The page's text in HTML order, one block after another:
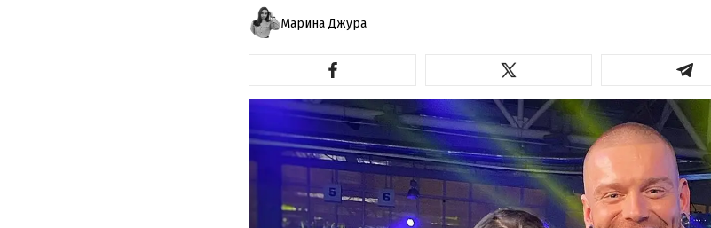
Марина Джура